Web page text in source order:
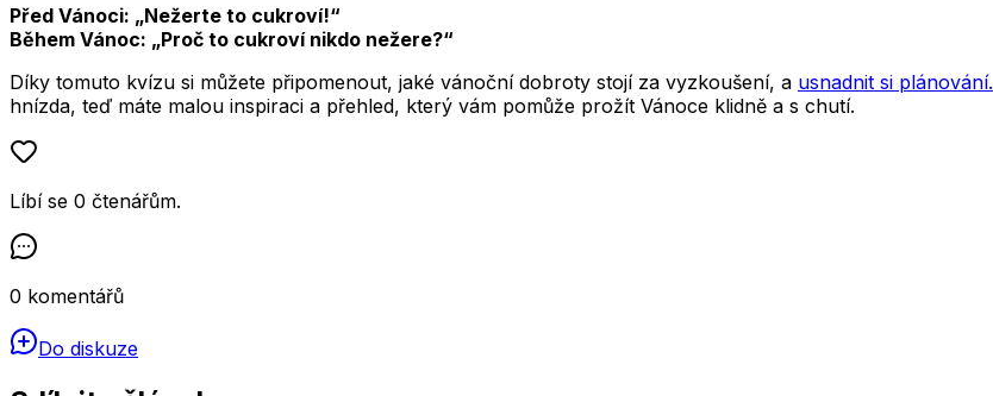
Před Vánoci: „Nežerte to cukroví!“
Během Vánoc: „Proč to cukroví nikdo nežere?“
Díky tomuto kvízu si můžete připomenout, jaké vánoční dobroty stojí za vyzkoušení, a usnadnit si plánování.
hnízda, teď máte malou inspiraci a přehled, který vám pomůže prožít Vánoce klidně a s chutí.
Líbí se 0 čtenářům.
0 komentářů
Do diskuze